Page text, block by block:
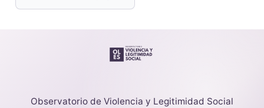
Observatorio de Violencia y Legitimidad Social